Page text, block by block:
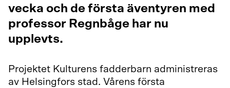
vecka och de första äventyren med
professor Regnbåge har nu
upplevts.
Projektet Kulturens fadderbarn administreras
av Helsingfors stad. Vårens första